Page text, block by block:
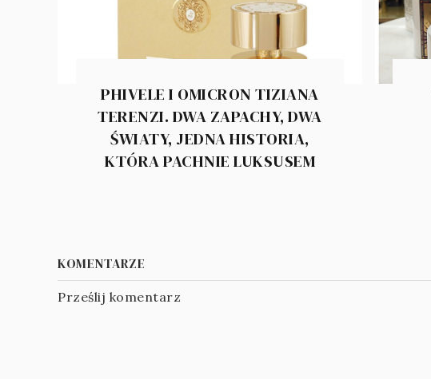
PHIVELE I OMICRON TIZIANA
TERENZI. DWA ZAPACHY, DWA
ŚWIATY, JEDNA HISTORIA,
KTÓRA PACHNIE LUKSUSEM
KOMENTARZE
Prześlij komentarz